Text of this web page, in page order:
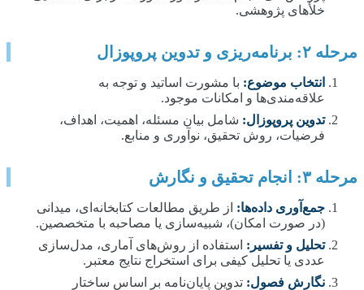
خلأهای پژوهشی.
مرحله ۲: برنامه‌ریزی و تدوین پروپوزال
انتخاب موضوع: با مشورت اساتید و توجه به
علاقه‌مندی‌ها و امکانات موجود.
تدوین پروپوزال: شامل بیان مسئله، اهمیت، اهداف،
فرضیات، روش تحقیق، نوآوری و منابع.
مرحله ۳: انجام تحقیق و نگارش
جمع‌آوری داده‌ها: از طریق مطالعات کتابخانه‌ای، میدانی
(در صورت امکان)، شبیه‌سازی یا مصاحبه با متخصصین.
تحلیل و تفسیر: استفاده از روش‌های آماری، مدل‌سازی
عددی یا تحلیل کیفی برای استخراج نتایج معتبر.
نگارش فصول: تدوین پایان‌نامه بر اساس ساختار